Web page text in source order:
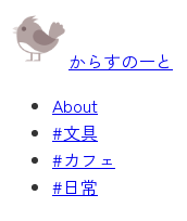
からすのーと
About
#文具
#カフェ
#日常